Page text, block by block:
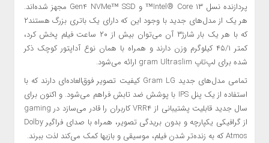
پردازنده نسل ۱۳ Intel® Core™ و Gen4 NVMe™ SSD مجهز شده‌اند.
هر یک از مدل‌های جدید با وجود این که دارای یک باتری بزرگ هستند۲
که با هر یک بار شارژ۳
آن می‌توان بیش از ۲۰ ساعت فیلم پخش کرد،
کمتر ۴۵/۱ کیلوگرم وزن دارند و همراه با همان نوع آداپتور کوچک ذکر
شده برای لپ‌تاپ gram Ultraslim ارائه می‌شود.
تمامی مدل‌های جدید Gram LG کیفیت تصویر فوق‌العاده‌ای دارند که با
استفاده از یک پنل IPS با پوشش ضد تابش فراهم می‌شود. و اکنون برای
سال جدید قابلیت پشتیبانی از VRR ۴
کاربران را قادر می‌سازد در gaming
از گرافیکی یکپارچه و بدون بریدگی تصویر، همراه با صدای فراگیر Dolby
Atmos که به زنده‌تر شدن فیلم‌، موسیقی و بازی­ها کمک می‌کند لذت ببرند.